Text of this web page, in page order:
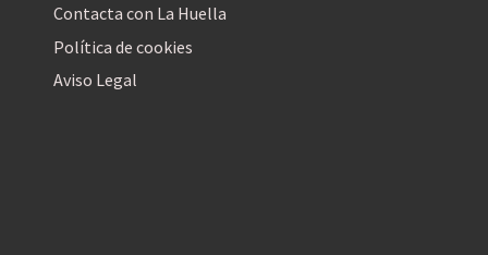
Contacta con La Huella
Política de cookies
Aviso Legal